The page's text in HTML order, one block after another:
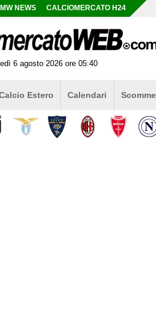
NEWS CALCIOMERCATO H24
6 agosto 2026 ore 05:40
Estero Calendari